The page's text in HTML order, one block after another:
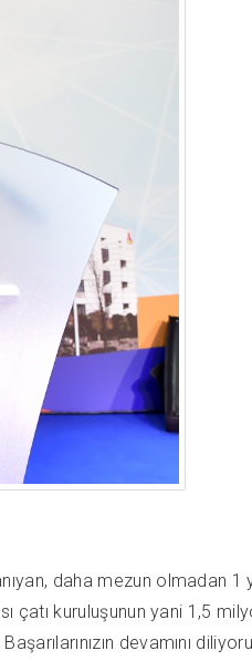
daha mezun olmadan 1
çatı kuruluşunun yani 1,5
devamını